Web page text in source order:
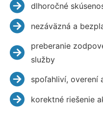
dlhoročné
nezáväzná a
preberanie
služby
spoľahliví, overení
korektné riešenie